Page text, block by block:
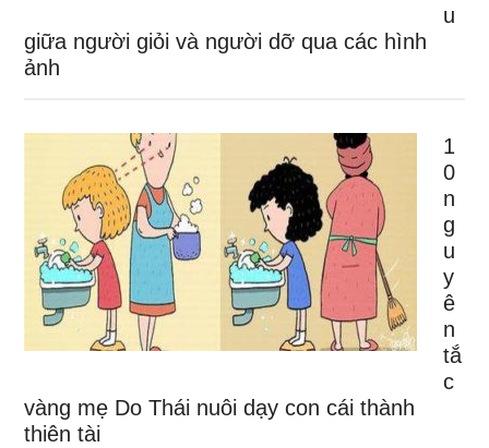
u
giữa người giỏi và người dỡ qua các hình
ảnh
1
0
n
g
u
y
ê
n
tắ
c
vàng mẹ Do Thái nuôi dạy con cái thành
thiên tài